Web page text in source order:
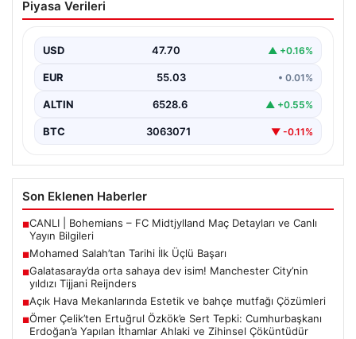
Başarı
önemli bir dönüm noktasına imza attı. Takımının
hücum…
Piyasa Verileri
USD 47.70 ▲ +0.16%
EUR 55.03 • 0.01%
ALTIN 6528.6 ▲ +0.55%
BTC 3063071 ▼ -0.11%
Son Eklenen Haberler
■CANLI | Bohemians – FC Midtjylland Maç Detayları ve Canlı
Yayın Bilgileri
■Mohamed Salah’tan Tarihi İlk Üçlü Başarı
■Galatasaray’da orta sahaya dev isim! Manchester City’nin
yıldızı Tijjani Reijnders
■Açık Hava Mekanlarında Estetik ve bahçe mutfağı Çözümleri
■Ömer Çelik’ten Ertuğrul Özkök’e Sert Tepki: Cumhurbaşkanı
Erdoğan’a Yapılan İthamlar Ahlaki ve Zihinsel Çöküntüdür